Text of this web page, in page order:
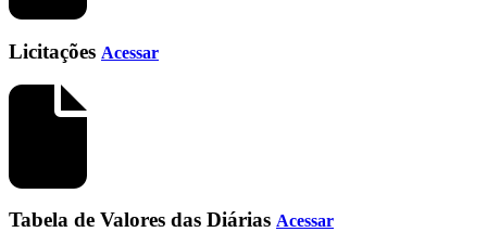
Licitações Acessar
Tabela de Valores das Diárias Acessar